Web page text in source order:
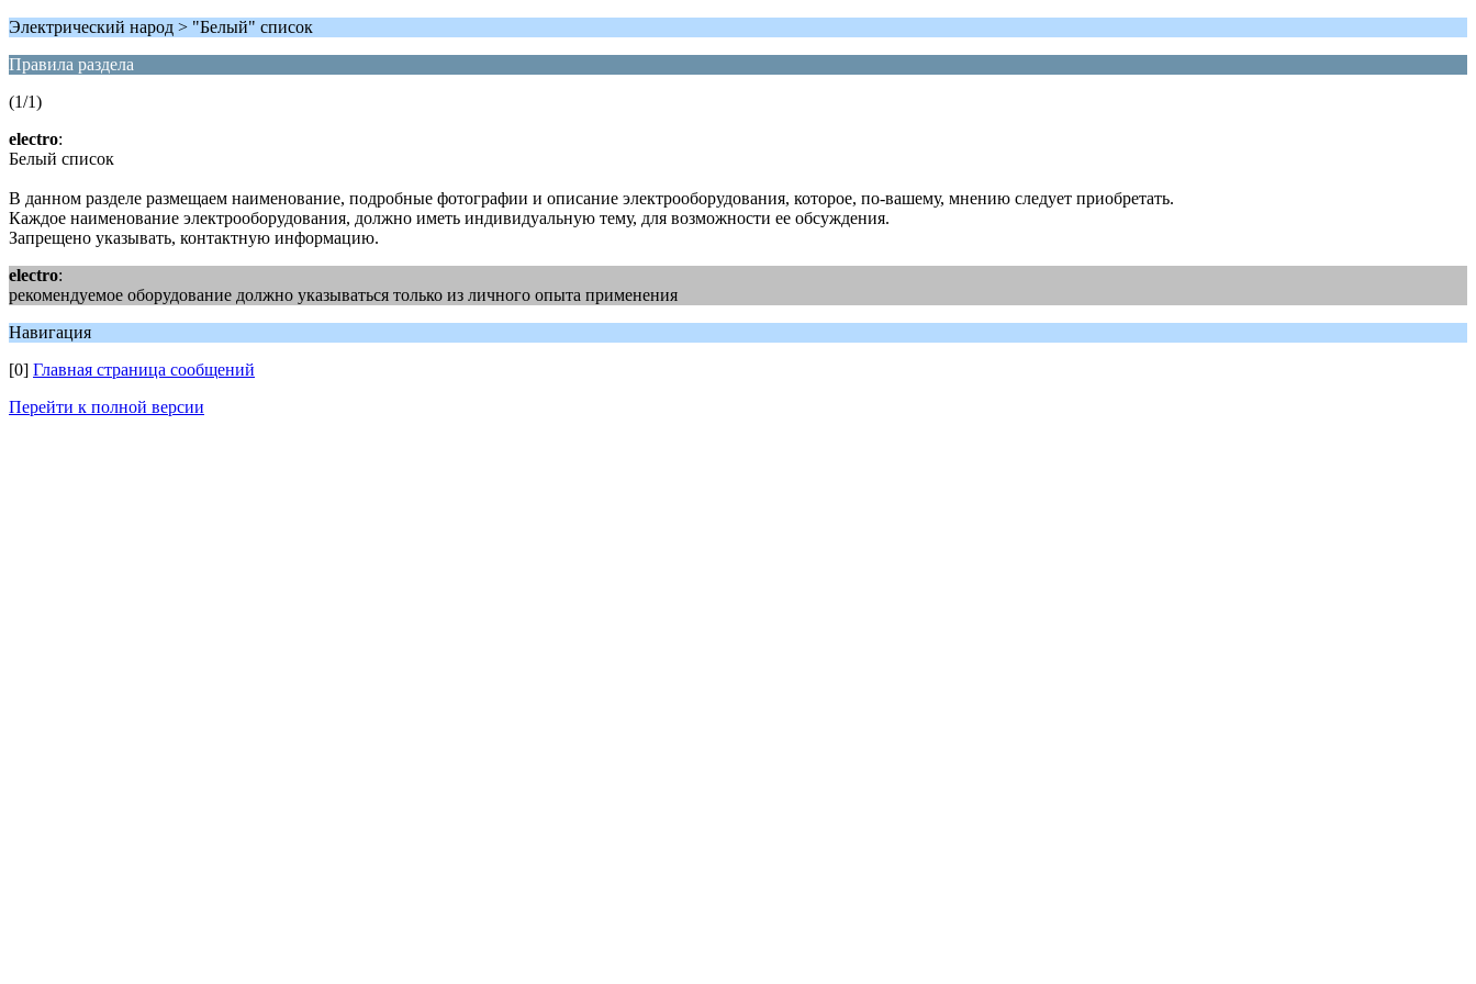
Электрический народ > "Белый" список
Правила раздела
(1/1)
electro:
Белый список
В данном разделе размещаем наименование, подробные фотографии и описание электрооборудования, которое, по-вашему, мнению следует приобретать.
Каждое наименование электрооборудования, должно иметь индивидуальную тему, для возможности ее обсуждения.
Запрещено указывать, контактную информацию.
electro:
рекомендуемое оборудование должно указываться только из личного опыта применения
Навигация
[0] Главная страница сообщений
Перейти к полной версии